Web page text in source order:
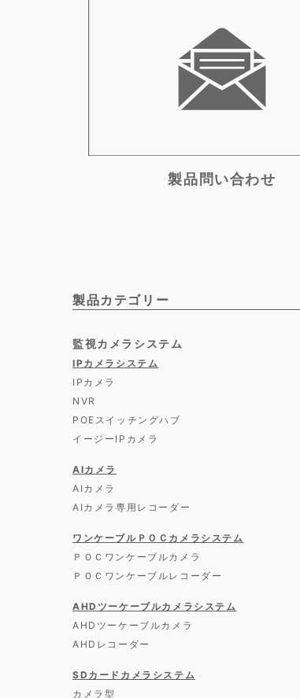
製品問い合わせ
製品カテゴリー
監視カメラシステム
IPカメラシステム
IPカメラ
NVR
POEスイッチングハブ
イージーIPカメラ
AIカメラ
AIカメラ
AIカメラ専用レコーダー
ワンケーブルＰＯＣカメラシステム
ＰＯＣワンケーブルカメラ
ＰＯＣワンケーブルレコーダー
AHDツーケーブルカメラシステム
AHDツーケーブルカメラ
AHDレコーダー
SDカードカメラシステム
カメラ型